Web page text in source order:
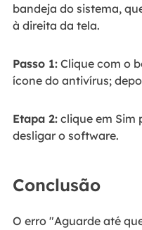
bandeja do sistema,
à direita da tela.
Passo 1:Clique com o
ícone do antivírus;
Etapa 2:clique em Sim
desligar o software.
Conclusão
O erro "Aguarde até